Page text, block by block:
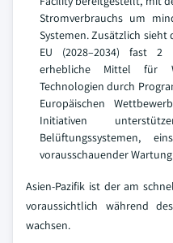
Stromverbrauchs um
Systemen. Zusätzlich sieht
EU (2028–2034) fast 2
erhebliche Mittel für
Technologien durch
Europäischen
Initiativen
Belüftungssystemen,
vorausschauender
Asien-Pazifik ist der am
voraussichtlich während
wachsen.